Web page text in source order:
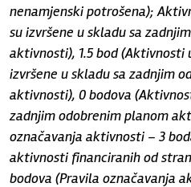
nenamjenski potrošena);
su izvršene u skladu sa
aktivnosti), 1.5 bod (Aktivnosti
izvršene u skladu sa zadnjim
aktivnosti), 0 bodova
zadnjim odobrenim planom
označavanja aktivnosti – 3
aktivnosti financiranih od
bodova (Pravila označavanja